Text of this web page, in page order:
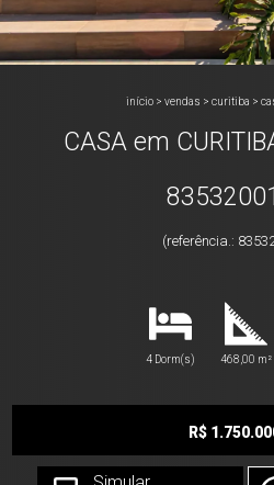
início> vendas > curitiba >
CASA em
(referência.:
4 Dorm(s) 468,00 m²
R$